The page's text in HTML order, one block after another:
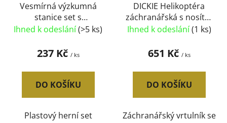
Vesmírná výzkumná
stanice set s
kosmonautem na
Ihned k odeslání(>5 ks)
237 Kč / ks
DO KOŠÍKU
Plastový herní set
DICKIE Helikoptéra
záchranářská s nosítky
112 airbus na baterie
Ihned k odeslání(1 ks)
651 Kč / ks
DO KOŠÍKU
Záchranářský vrtulník se